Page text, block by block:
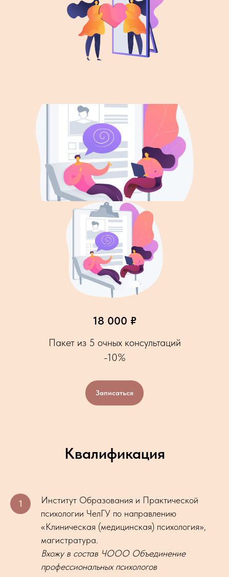
18 000 ₽
Пакет из 5 очных консультаций
-10%
Записаться
Квалификация
Институт Образования и Практической
психологии ЧелГУ по направлению
«Клиническая (медицинская) психология»,
магистратура.
Вхожу в состав ЧООО Объединение
профессиональных психологов